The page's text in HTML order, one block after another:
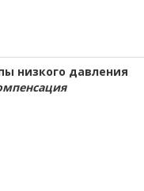
низкого давления